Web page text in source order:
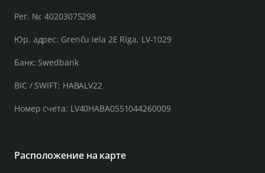
Рег. №: 40203075298
Юр. адрес: Grenču iela 2E Rīga, LV-1029
Банк: Swedbank
BIC / SWIFT: HABALV22
Номер счета: LV40HABA0551044260009
Расположение на карте